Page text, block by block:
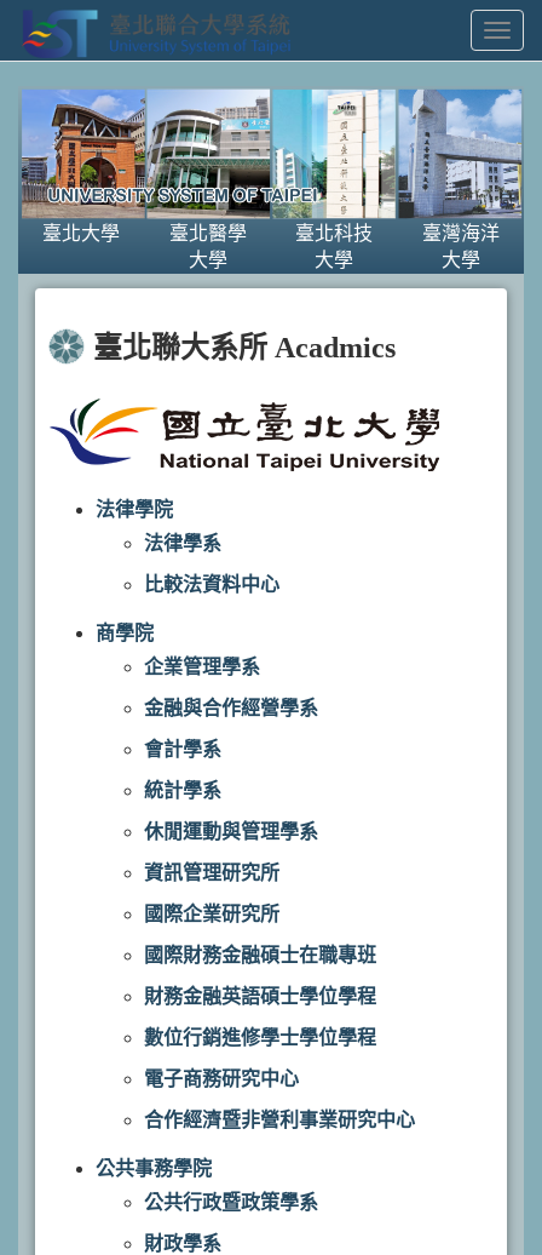
臺北大學
臺北醫學
大學
臺北科技
大學
臺灣海洋
大學
臺北聯大系所 Acadmics
法律學院
法律學系
比較法資料中心
商學院
企業管理學系
金融與合作經營學系
會計學系
統計學系
休閒運動與管理學系
資訊管理研究所
國際企業研究所
國際財務金融碩士在職專班
財務金融英語碩士學位學程
數位行銷進修學士學位學程
電子商務研究中心
合作經濟暨非營利事業研究中心
公共事務學院
公共行政暨政策學系
財政學系